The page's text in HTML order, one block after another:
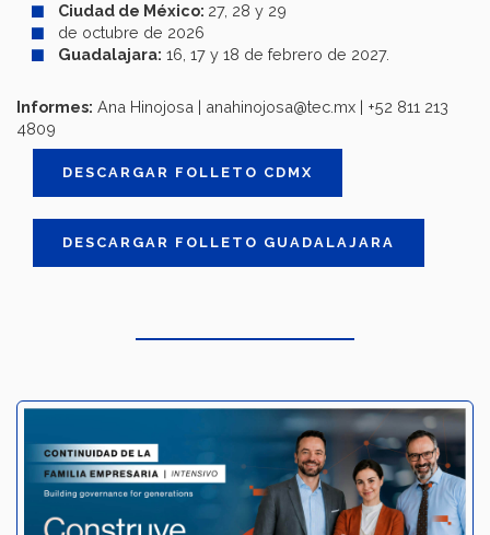
Ciudad de México: 27, 28 y 29
de octubre de 2026
Guadalajara: 16, 17 y 18 de febrero de 2027.
Informes: Ana Hinojosa | anahinojosa@tec.mx | +52 811 213
4809
DESCARGAR FOLLETO CDMX
DESCARGAR FOLLETO GUADALAJARA